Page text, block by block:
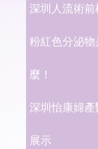
深圳人流術
粉紅色分泌
麼！
深圳怡康婦
展示